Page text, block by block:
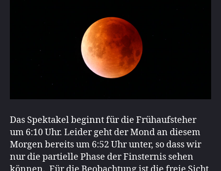
Das Spektakel beginnt für die Frühaufsteher
um 6:10 Uhr. Leider geht der Mond an diesem
Morgen bereits um 6:52 Uhr unter, so dass wir
nur die partielle Phase der Finsternis sehen